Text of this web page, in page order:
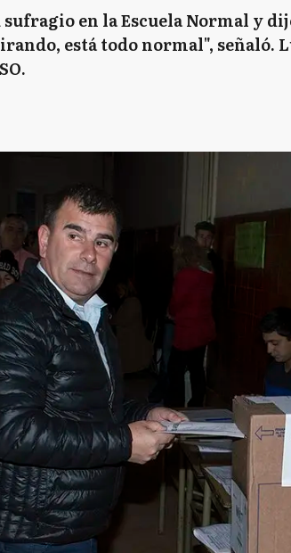
en la Escuela Normal y
está todo normal", señaló.